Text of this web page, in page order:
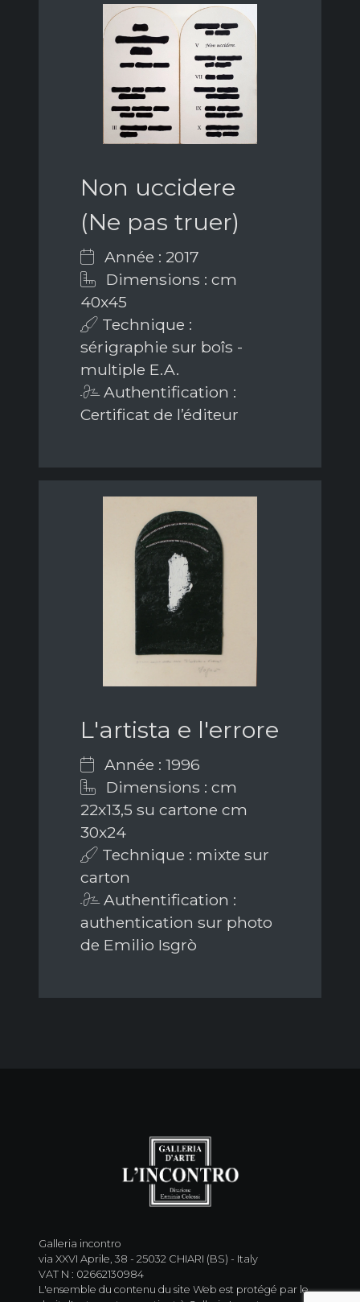
Non uccidere
(Ne pas truer)
Année : 2017
Dimensions : cm
40x45
Technique :
sérigraphie sur boîs -
multiple E.A.
Authentification :
Certificat de l’éditeur
L'artista e l'errore
Année : 1996
Dimensions : cm
22x13,5 su cartone cm
30x24
Technique : mixte sur
carton
Authentification :
authentication sur photo
de Emilio Isgrò
Galleria incontro
via XXVI Aprile, 38 - 25032 CHIARI (BS) - Italy
VAT N : 02662130984
L'ensemble du contenu du site Web est protégé par le